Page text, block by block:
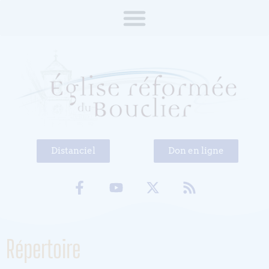
Distanciel Don en ligne
Répertoire